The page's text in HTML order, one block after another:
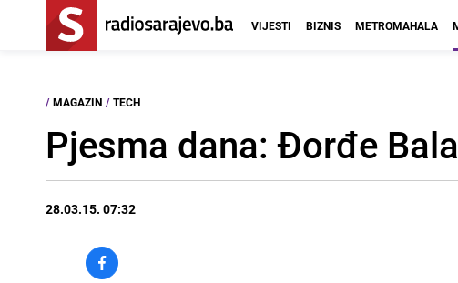
VIJESTI BIZNIS METROMAHALA
/ MAGAZIN / TECH
Pjesma dana: Đorđe
28.03.15. 07:32